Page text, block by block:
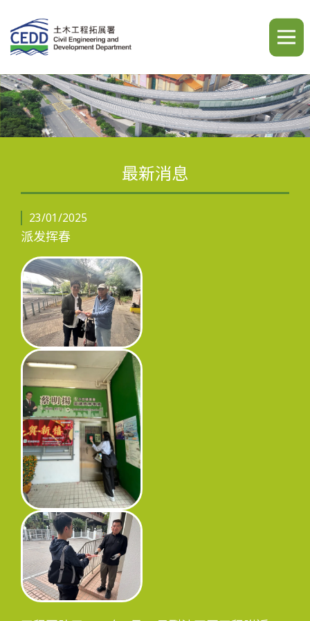
繁 简 ENG A A A
主页
最新消息
工程进度
环境事宜
社区协作
资讯中心
最新消息
23/01/2025
派发挥春